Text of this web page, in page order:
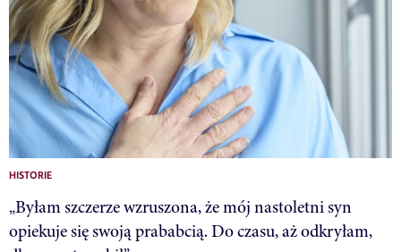
HISTORIE
„Byłam szczerze wzruszona, że mój nastoletni syn
opiekuje się swoją prababcią. Do czasu, aż odkryłam,